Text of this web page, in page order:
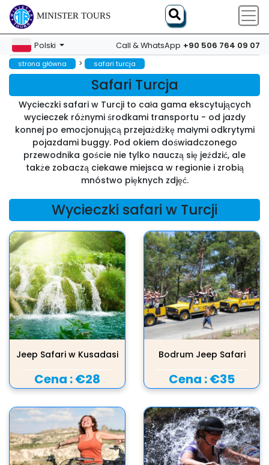
MINISTER TOURS
Polski Call & WhatsApp +90 506 764 09 07
strona główna > safari turcja
Safari Turcja
Wycieczki safari w Turcji to cała gama ekscytujących
wycieczek różnymi środkami transportu - od jazdy
konnej po emocjonującą przejażdżkę małymi odkrytymi
pojazdami buggy. Pod okiem doświadczonego
przewodnika goście nie tylko nauczą się jeździć, ale
także zobaczą ciekawe miejsca w regionie i zrobią
mnóstwo pięknych zdjęć.
Wycieczki safari w Turcji
Jeep Safari w Kusadasi
Cena :€28
Bodrum Jeep Safari
Cena :€35